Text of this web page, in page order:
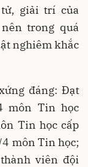
giải trí của
trong quá
nghiêm khắc
đáng: Đạt
môn Tin học
Tin học cấp
môn Tin học;
viên đội